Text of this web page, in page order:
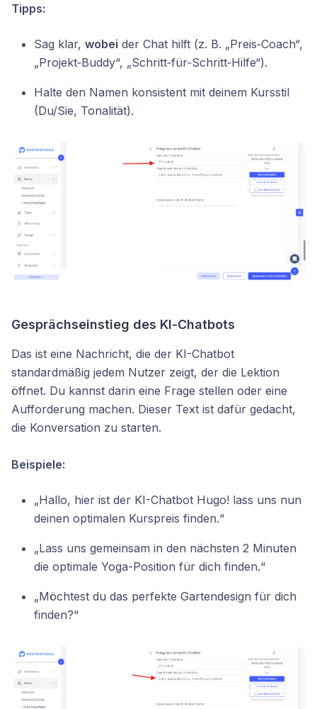
Tipps:
Sag klar, wobei der Chat hilft (z. B. „Preis‑Coach“,
„Projekt‑Buddy“, „Schritt‑für‑Schritt‑Hilfe“).
Halte den Namen konsistent mit deinem Kursstil
(Du/Sie, Tonalität).
Gesprächseinstieg des KI‑Chatbots
Das ist eine Nachricht, die der KI-Chatbot
standardmäßig jedem Nutzer zeigt, der die Lektion
öffnet. Du kannst darin eine Frage stellen oder eine
Aufforderung machen. Dieser Text ist dafür gedacht,
die Konversation zu starten.
Beispiele:
„Hallo, hier ist der KI-Chatbot Hugo! lass uns nun
deinen optimalen Kurspreis finden.“
„Lass uns gemeinsam in den nächsten 2 Minuten
die optimale Yoga-Position für dich finden.“
„Möchtest du das perfekte Gartendesign für dich
finden?“